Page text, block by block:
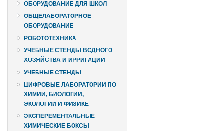
ОБОРУДОВАНИЕ ДЛЯ ШКОЛ
ОБЩЕЛАБОРАТОРНОЕ
ОБОРУДОВАНИЕ
РОБОТОТЕХНИКА
УЧЕБНЫЕ СТЕНДЫ ВОДНОГО
ХОЗЯЙСТВА И ИРРИГАЦИИ
УЧЕБНЫЕ СТЕНДЫ
ЦИФРОВЫЕ ЛАБОРАТОРИИ ПО
ХИМИИ, БИОЛОГИИ,
ЭКОЛОГИИ И ФИЗИКЕ
ЭКСПЕРЕМЕНТАЛЬНЫЕ
ХИМИЧЕСКИЕ БОКСЫ